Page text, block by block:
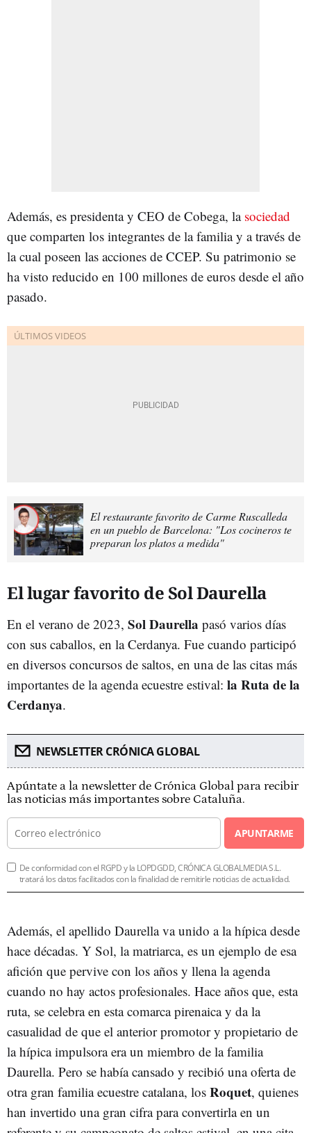
Además, es presidenta y CEO de Cobega, la sociedad
que comparten los integrantes de la familia y a través de
la cual poseen las acciones de CCEP. Su patrimonio se
ha visto reducido en 100 millones de euros desde el año
pasado.
El restaurante favorito de Carme Ruscalleda
en un pueblo de Barcelona: "Los cocineros te
preparan los platos a medida"
El lugar favorito de Sol Daurella
En el verano de 2023, Sol Daurella pasó varios días
con sus caballos, en la Cerdanya. Fue cuando participó
en diversos concursos de saltos, en una de las citas más
importantes de la agenda ecuestre estival: la Ruta de la
Cerdanya.
NEWSLETTER CRÓNICA GLOBAL
Apúntate a la newsletter de Crónica Global para recibir
las noticias más importantes sobre Cataluña.
APUNTARME
De conformidad con el RGPD y la LOPDGDD, CRÓNICA GLOBALMEDIA S.L.
tratará los datos facilitados con la finalidad de remitirle noticias de actualidad.
Además, el apellido Daurella va unido a la hípica desde
hace décadas. Y Sol, la matriarca, es un ejemplo de esa
afición que pervive con los años y llena la agenda
cuando no hay actos profesionales. Hace años que, esta
ruta, se celebra en esta comarca pirenaica y da la
casualidad de que el anterior promotor y propietario de
la hípica impulsora era un miembro de la familia
Daurella. Pero se había cansado y recibió una oferta de
otra gran familia ecuestre catalana, los Roquet, quienes
han invertido una gran cifra para convertirla en un